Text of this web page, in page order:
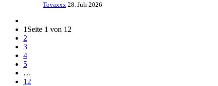
Tovaxxx 28. Juli 2026
1 Seite 1 von 12
2
3
4
5
…
12